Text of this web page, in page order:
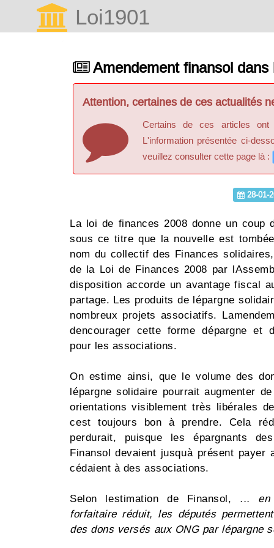
Loi1901
Amendement finansol dans
Attention, certaines de ces actualités
Certains de ces articles
L'information présentée ci-
veuillez consulter cette page là :
28-01-
La loi de finances 2008 donne un coup
sous ce titre que la nouvelle est
nom du collectif des Finances
de la Loi de Finances 2008 par
disposition accorde un avantage fiscal
partage. Les produits de lépargne
nombreux projets associatifs.
dencourager cette forme dépargne et
pour les associations.
On estime ainsi, que le volume des
lépargne solidaire pourrait augmenter
orientations visiblement très libérales
cest toujours bon à prendre. Cela
perdurait, puisque les épargnants
Finansol devaient jusquà présent
cédaient à des associations.
Selon lestimation de Finansol, ... en
forfaitaire réduit, les députés
des dons versés aux ONG par lépargne